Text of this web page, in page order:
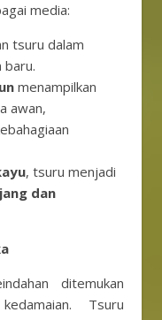
media:
tsuru dalam
baru.
menampilkan
awan,
, tsuru menjadi
dan
ditemukan
Tsuru